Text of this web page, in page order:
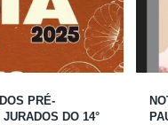
PRÉ-
DO 14°